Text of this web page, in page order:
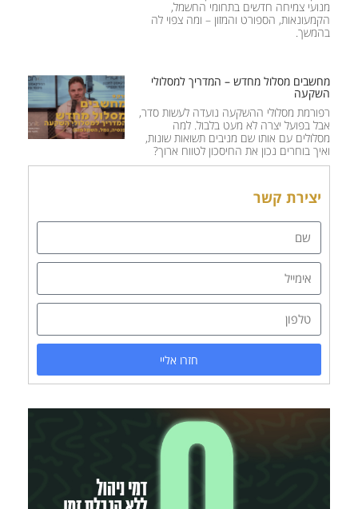
מנועי צמיחה חדשים בתחומי החשמל,
הקמעונאות, הספורט והמזון – ומה צפוי לה
בהמשך.
מחשבים מסלול מחדש – המדריך למסלולי
השקעה
רפורמת מסלולי ההשקעה נועדה לעשות סדר,
אבל בפועל יצרה לא מעט בלבול. למה
מסלולים עם אותו שם מניבים תשואות שונות,
ואיך בוחרים נכון את החיסכון לטווח ארוך?
יצירת קשר
חזרו אליי